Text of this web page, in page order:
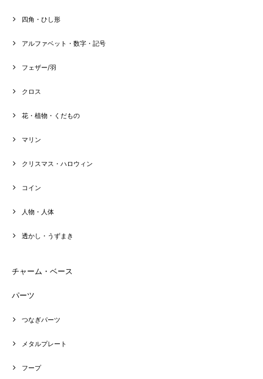
四角・ひし形
アルファベット・数字・記号
フェザー/羽
クロス
花・植物・くだもの
マリン
クリスマス・ハロウィン
コイン
人物・人体
透かし・うずまき
チャーム・ベース
パーツ
つなぎパーツ
メタルプレート
フープ